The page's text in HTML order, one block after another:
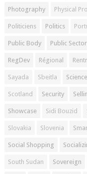
Photography Physical
Politiciens Politics
Public Body Public Sector
RegDev Régional
Sayada Sbeitla Science
Scotland Security
Showcase Sidi Bouzid
Slovakia Slovenia
Social Shopping
South Sudan Sovereign